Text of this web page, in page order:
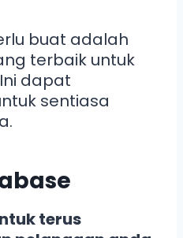
buat adalah
terbaik untuk
dapat
sentiasa
terus